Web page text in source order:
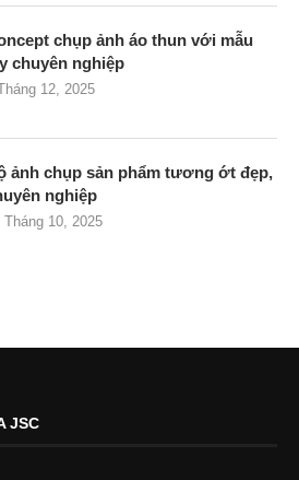
chụp ảnh áo thun với mẫu
chuyên nghiệp
12, 2025
ảnh chụp sản phẩm tương ớt đẹp,
nghiệp
Tháng 10, 2025
JSC